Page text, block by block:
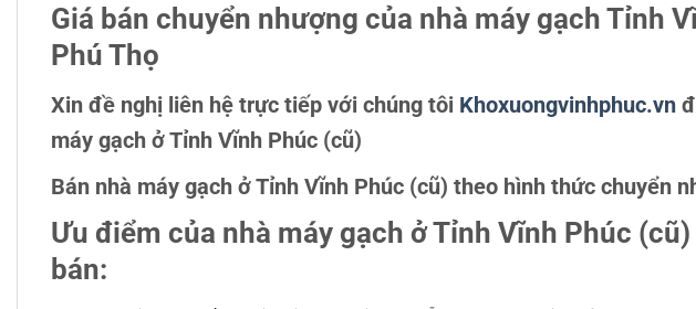
Giá bán chuyển nhượng của nhà máy gạch Tỉnh
Phú Thọ
Xin đề nghị liên hệ trực tiếp với chúng tôi Khoxuongvinhphuc.vn
máy gạch ở Tỉnh Vĩnh Phúc (cũ)
Bán nhà máy gạch ở Tỉnh Vĩnh Phúc (cũ) theo hình thức chuyển
Ưu điểm của nhà máy gạch ở Tỉnh Vĩnh Phúc
bán: